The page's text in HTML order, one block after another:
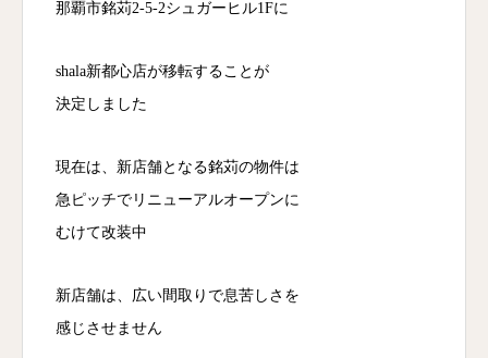
那覇市銘苅2-5-2シュガーヒル1Fに
shala新都心店が移転することが
決定しました
現在は、新店舗となる銘苅の物件は
急ピッチでリニューアルオープンに
むけて改装中
新店舗は、広い間取りで息苦しさを
感じさせません